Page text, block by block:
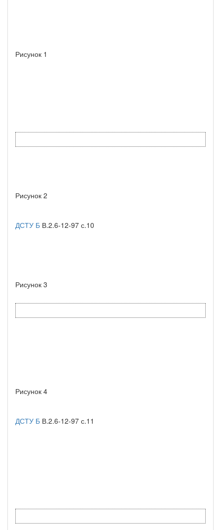
Рисунок 1
Рисунок 2
ДСТУ Б В.2.6-12-97 с.10
Рисунок 3
Рисунок 4
ДСТУ Б В.2.6-12-97 с.11